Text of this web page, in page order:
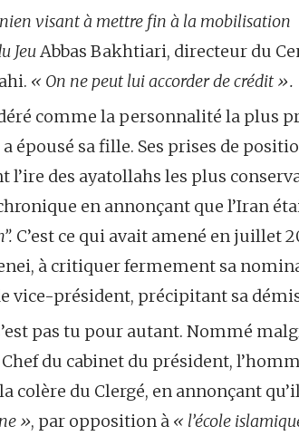
visant à mettre fin à la mobilisation
JeuAbbas Bakhtiari, directeur du
« On ne peut lui accorder de crédit ».
comme la personnalité la plus
épousé sa fille. Ses prises de
des ayatollahs les plus
en annonçant que l’Iran
C’est ce qui avait amené en juillet
à critiquer fermement sa
vice-président, précipitant sa
pas tu pour autant. Nommé
du cabinet du président,
colère du Clergé, en annonçant
», par opposition à « l’école